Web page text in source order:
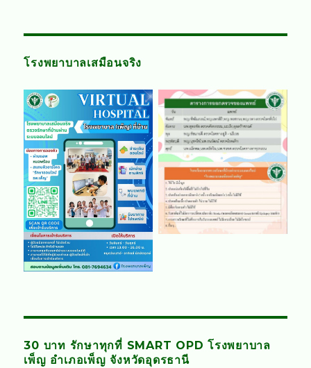
โรงพยาบาลเสมือนจริง
30 บาท รักษาทุกที่ SMART OPD โรงพยาบาล
เพ็ญ อำเภอเพ็ญ จังหวัดอุดรธานี